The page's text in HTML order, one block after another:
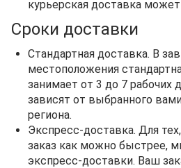
курьерская доставка
Сроки доставки
Стандартная доставка. В
местоположения
занимает от 3 до 7 рабочих
зависят от выбранного
региона.
Экспресс-доставка. Для
заказ как можно быстрее,
экспресс-доставки. Ваш